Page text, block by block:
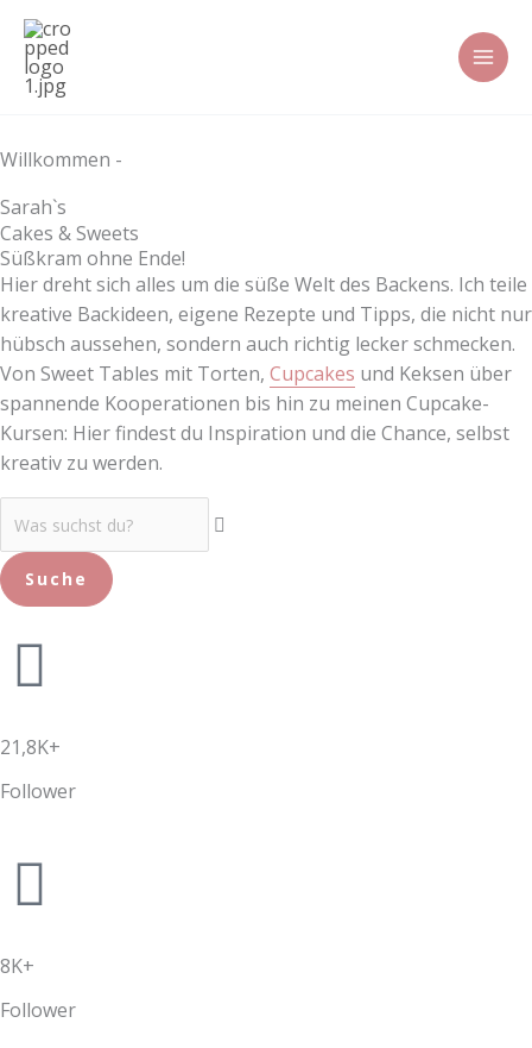
Zum
Inhalt
springen
Willkommen -
Sarah`s
Cakes & Sweets
Süßkram ohne Ende!
Hier dreht sich alles um die süße Welt des Backens. Ich teile
kreative Backideen, eigene Rezepte und Tipps, die nicht nur
hübsch aussehen, sondern auch richtig lecker schmecken.
Von Sweet Tables mit Torten, Cupcakes und Keksen über
spannende Kooperationen bis hin zu meinen Cupcake-
Kursen: Hier findest du Inspiration und die Chance, selbst
kreativ zu werden.
c
h
Suche
21,8K+
Follower
8K+
Follower